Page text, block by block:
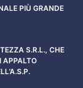
PIÙ GRANDE
S.R.L., CHE
APPALTO